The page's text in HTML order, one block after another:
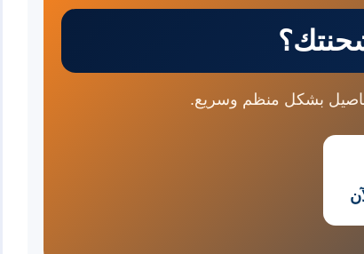
بشكل منظم وسريع.